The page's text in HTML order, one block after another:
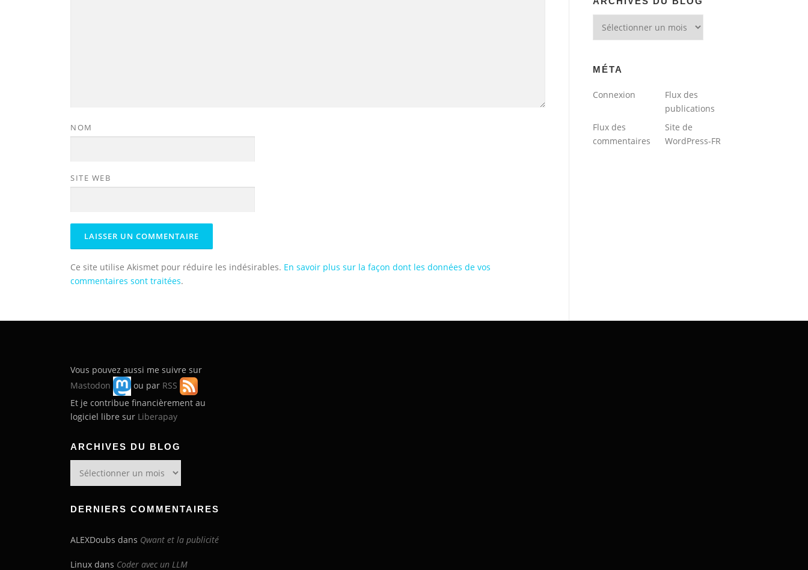
NOM
SITE WEB
Ce site utilise Akismet pour réduire les indésirables. En savoir plus sur la façon dont les données de vos
commentaires sont traitées.
du
MÉTA
Connexion
Flux des
publications
Flux des
commentaires
Site de
WordPress-FR
Vous pouvez aussi me suivre sur
Mastodon
ou par RSS
Et je contribue financièrement au
logiciel libre sur Liberapay
ARCHIVES DU BLOG
du
DERNIERS COMMENTAIRES
ALEXDoubs dans Qwant et la publicité
Linux dans Coder avec un LLM